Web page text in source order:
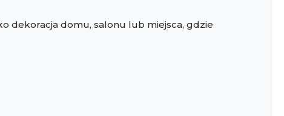
dekoracja domu, salonu lub miejsca, gdzie